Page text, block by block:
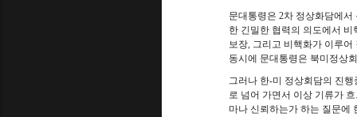
문대통령은 2차 정상화담에서
한 긴밀한 협력의 의도에서
보장, 그리고 비핵화가 이루
동시에 문대통령은 북미정상
그러나 한-미 정상회담의 진행
로 넘어 가면서 이상 기류가
마나 신뢰하는가 하는 질문에